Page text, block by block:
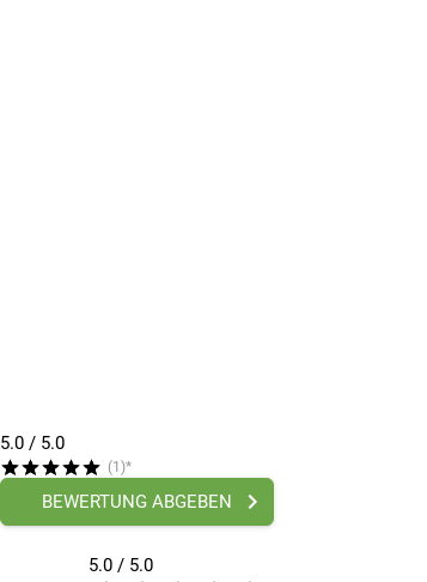
5.0 / 5.0
(1)*
BEWERTUNG ABGEBEN
5.0 / 5.0